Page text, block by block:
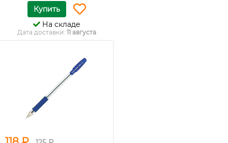
Купить
На складе
Дата доставки: 11 августа